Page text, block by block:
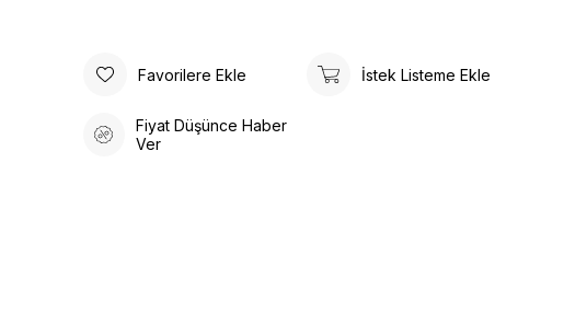
Favorilere Ekle İstek Listeme Ekle
Fiyat Düşünce Haber
Ver